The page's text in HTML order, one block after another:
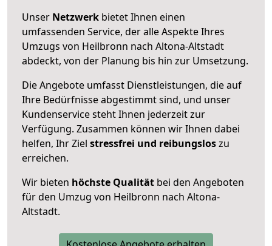
Unser Netzwerk bietet Ihnen einen
umfassenden Service, der alle Aspekte Ihres
Umzugs von Heilbronn nach Altona-Altstadt
abdeckt, von der Planung bis hin zur Umsetzung.
Die Angebote umfasst Dienstleistungen, die auf
Ihre Bedürfnisse abgestimmt sind, und unser
Kundenservice steht Ihnen jederzeit zur
Verfügung. Zusammen können wir Ihnen dabei
helfen, Ihr Ziel stressfrei und reibungsloszu
erreichen.
Wir bieten höchste Qualität bei den Angeboten
für den Umzug von Heilbronn nach Altona-
Altstadt.